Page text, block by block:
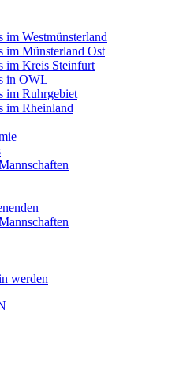
im Westmünsterland
im Münsterland Ost
im Kreis Steinfurt
in OWL
im Ruhrgebiet
im Rheinland
werden